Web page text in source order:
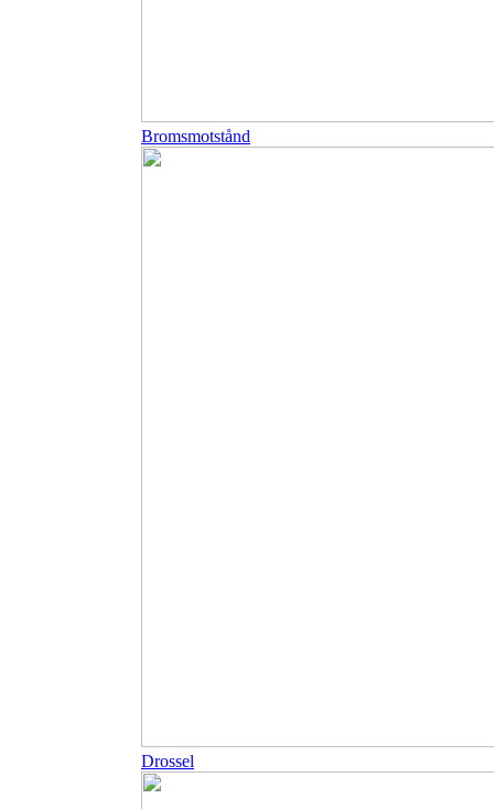
Bromsmotstånd
Drossel